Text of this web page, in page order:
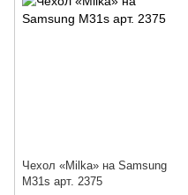
Чехол «Milka» на Samsung
M31s арт. 2375